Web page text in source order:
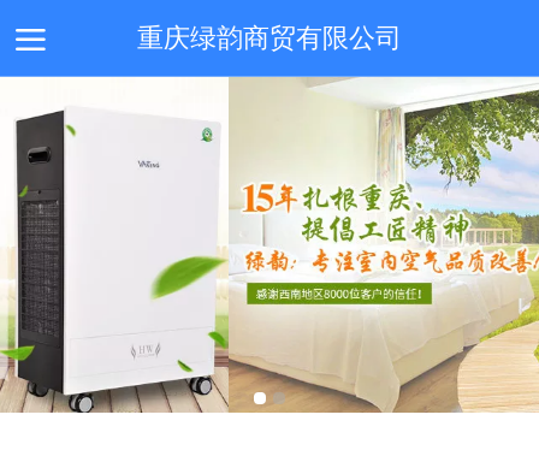
重庆绿韵商贸有限公司
首页 新风系统 新闻动态